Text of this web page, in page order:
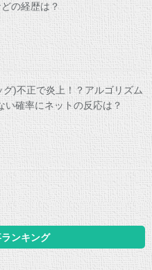
の経歴は？
)不正で炎上！？アルゴリズム
い確率にネットの反応は？
ンキング